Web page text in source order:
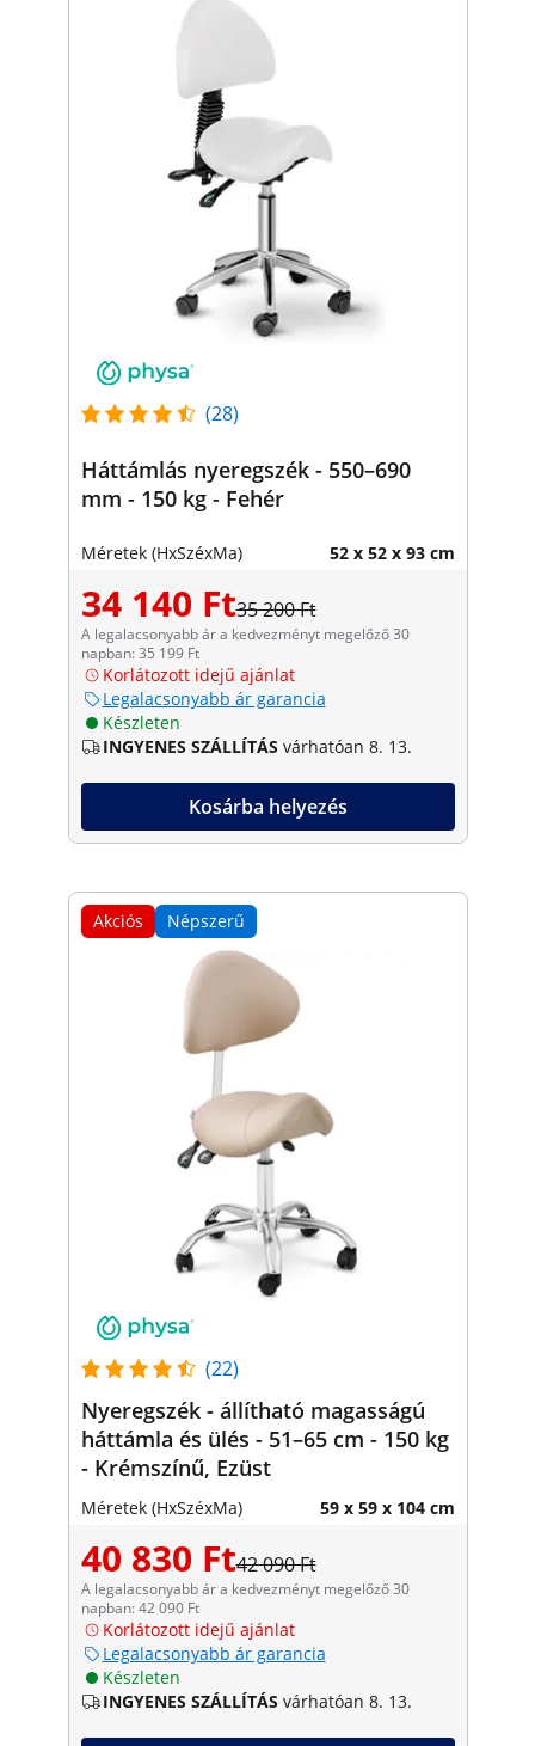
(28)
Háttámlás nyeregszék - 550–690
mm - 150 kg - Fehér
Méretek (HxSzéxMa) 52 x 52 x 93 cm
34 140 Ft35 200 Ft
A legalacsonyabb ár a kedvezményt megelőző 30
napban: 35 199 Ft
Korlátozott idejű ajánlat
Legalacsonyabb ár garancia
Készleten
INGYENES SZÁLLÍTÁS várhatóan 8. 13.
Kosárba helyezés
Akciós Népszerű
(22)
Nyeregszék - állítható magasságú
háttámla és ülés - 51–65 cm - 150 kg
- Krémszínű, Ezüst
Méretek (HxSzéxMa) 59 x 59 x 104 cm
40 830 Ft42 090 Ft
A legalacsonyabb ár a kedvezményt megelőző 30
napban: 42 090 Ft
Korlátozott idejű ajánlat
Legalacsonyabb ár garancia
Készleten
INGYENES SZÁLLÍTÁS várhatóan 8. 13.